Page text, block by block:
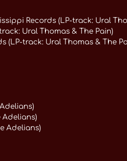
Records (LP-track: Ural
Ural Thomas & The Pain)
(LP-track: Ural Thomas & The
Adelians)
Adelians)